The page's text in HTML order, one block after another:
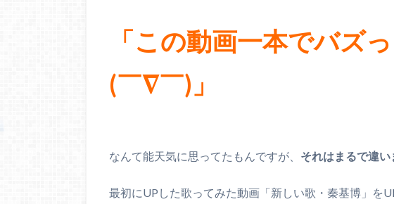
「この動画一本でバズ
(￣∇￣)」
なんて能天気に思ってたもんですが、 それはまるで違い
最初にUPした歌ってみた動画「新しい歌・秦基博」を